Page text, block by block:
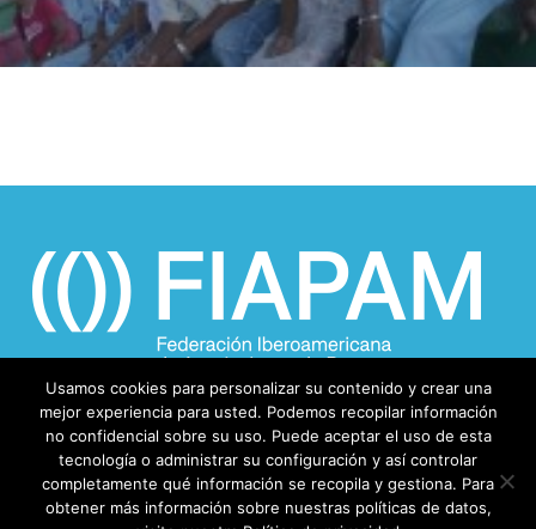
Usamos cookies para personalizar su contenido y crear una
mejor experiencia para usted. Podemos recopilar información
no confidencial sobre su uso. Puede aceptar el uso de esta
tecnología o administrar su configuración y así controlar
completamente qué información se recopila y gestiona. Para
obtener más información sobre nuestras políticas de datos,